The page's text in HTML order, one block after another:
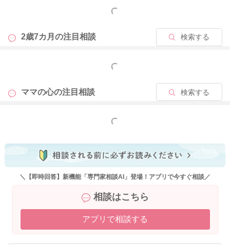
もっと見る
2歳7カ月の注目相談 検索する
もっと見る
ママの心の注目相談 検索する
もっと見る
＼【即時回答】新機能「専門家相談AI」登場！アプリで今すぐ相談／
相談はこちら
アプリで相談する